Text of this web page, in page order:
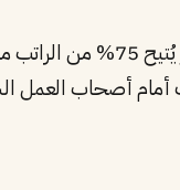
أمام أصحاب العمل